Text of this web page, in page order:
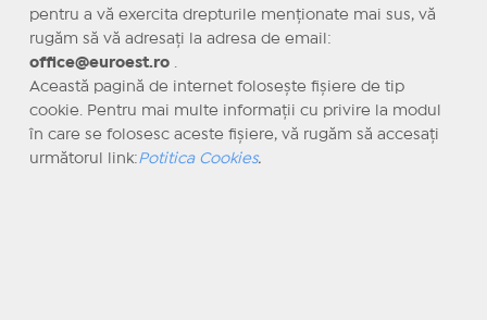
pentru a vă exercita drepturile menţionate mai sus, vă
rugăm să vă adresaţi la adresa de email:
office@euroest.ro.
Această pagină de internet foloseşte fişiere de tip
cookie. Pentru mai multe informaţii cu privire la modul
în care se folosesc aceste fişiere, vă rugăm să accesaţi
următorul link:Potitica Cookies.